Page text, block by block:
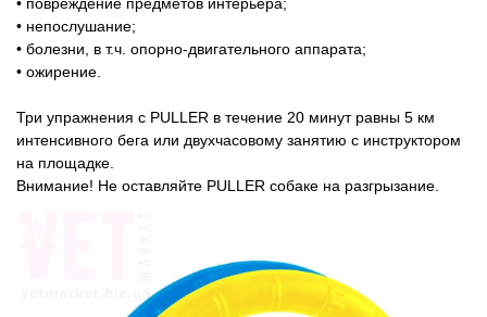
• непослушание;
• болезни, в т.ч. опорно-двигательного аппарата;
• ожирение.
Три упражнения с PULLER в течение 20 минут равны 5 км
интенсивного бега или двухчасовому занятию с инструктором
на площадке.
Внимание! Не оставляйте PULLER собаке на разгрызание.